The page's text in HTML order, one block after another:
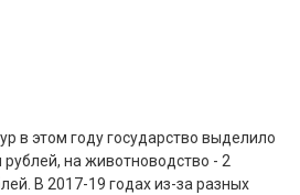
в этом году государство выделило
на животноводство - 2
В 2017-19 годах из-за разных